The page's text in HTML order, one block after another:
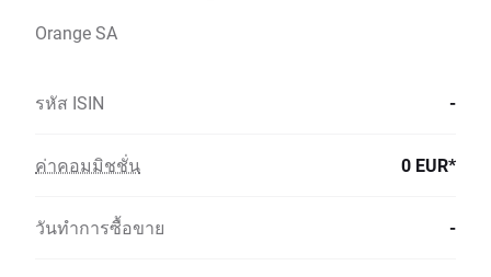
Orange SA
รหัส ISIN -
ค่าคอมมิชชั่น 0 EUR*
วันทำการซื้อขาย -